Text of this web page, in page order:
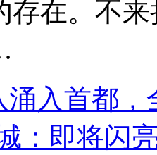
存在。不
涌入首都
：即将闪